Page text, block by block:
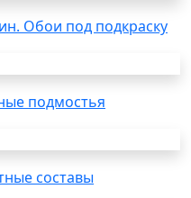
Обои под подкраску
подмостья
составы